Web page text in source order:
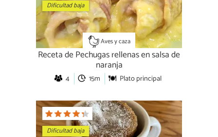
Dificultad baja
Aves y caza
Receta de Pechugas rellenas en salsa de
naranja
4 15m Plato principal
Dificultad baja